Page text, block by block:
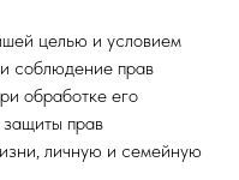
целью и условием
соблюдение прав
обработке его
прав
личную и семейную